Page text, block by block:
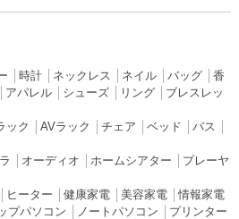
時計│ ネックレス ネイル│ バッグ│ 香
アパレル│ シューズ│ リング│ ブレスレッ
ック AVラック チェア ベッド バス
オーディオ ホームシアター
プレーヤ
ヒーター 健康家電│ 美容家電│情報家電
プパソコン ノートパソコン
プリンター